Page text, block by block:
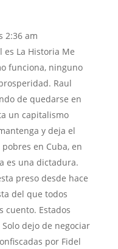
2:36 am
es La Historia Me
funciona, ninguno
Raul
de quedarse en
un capitalismo
y deja el
en Cuba, en
es una dictadura.
preso desde hace
del que todos
cuento. Estados
dejo de negociar
por Fidel